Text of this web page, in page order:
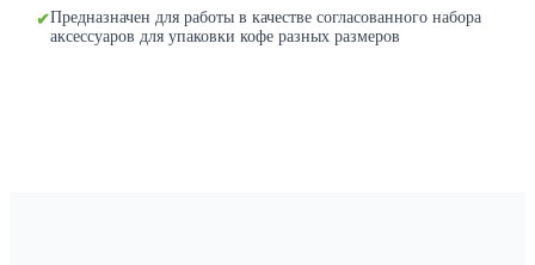
Предназначен для работы в качестве согласованного набора
аксессуаров для упаковки кофе разных размеров